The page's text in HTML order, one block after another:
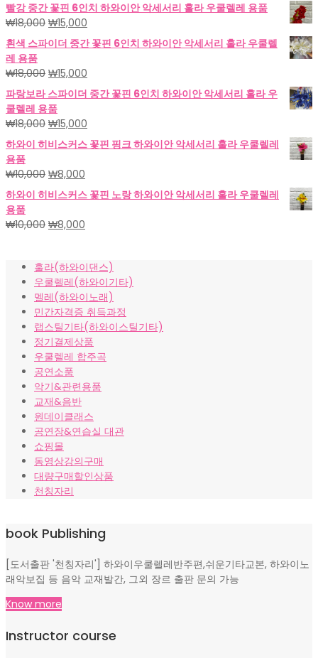
빨강 중간 꽃핀 6인치 하와이안 악세서리 훌라 우쿨렐레 용품
₩18,000 원
래
가
격:
₩18,000.
₩15,000
재
가
₩15,000.
흰색 스파이더 중간 꽃핀 6인치 하와이안 악세서리 훌라 우쿨렐
레 용품
₩18,000 원
래
가
격:
₩18,000.
₩15,000
재
가
₩15,000.
파랑보라 스파이더 중간 꽃핀 6인치 하와이안 악세서리 훌라 우
쿨렐레 용품
₩18,000 원
래
가
격:
₩18,000.
₩15,000
재
가
하와이 히비스커스 꽃핀 핑크 하와이안 악세서리 훌라 우쿨렐레
용품
₩10,000 원
래
가
격:
₩10,000.
₩8,000
재
가
₩8,000.
하와이 히비스커스 꽃핀 노랑 하와이안 악세서리 훌라 우쿨렐레
용품
₩10,000 원
격:
₩10,000.
₩8,000
격:
₩8,000.
훌라(하와이댄스)
우쿨렐레(하와이기타)
멜레(하와이노래)
민간자격증 취득과정
랩스틸기타(하와이스틸기타)
정기결제상품
우쿨렐레 합주곡
공연소품
악기&관련용품
교재&음반
원데이클래스
공연장&연습실 대관
쇼핑몰
동영상강의구매
대량구매할인상품
천칭자리
book Publishing
[도서출판 '천칭자리'] 하와이우쿨렐레반주편,쉬운기타교본, 하와이노
래악보집 등 음악 교재발간, 그외 장르 출판 문의 가능
Know more
Instructor course